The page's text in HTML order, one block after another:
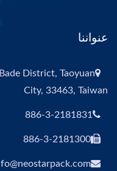
عنواننا
District, Taoyuan
City, 33463, Taiwan
886-3-2181831
886-3-2181300